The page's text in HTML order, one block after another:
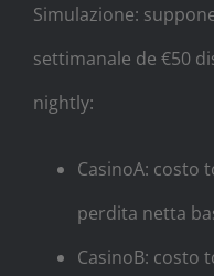
Simulazione:
settimanale de €50
nightly:
CasinoA: costo
perdita netta
CasinoB: costo